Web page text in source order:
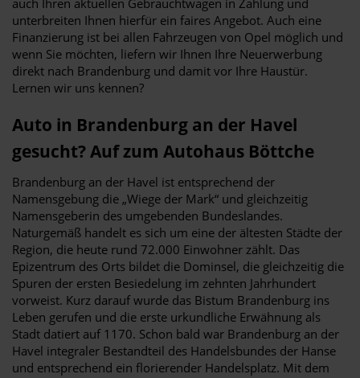
unterbreiten Ihnen hierfür ein faires Angebot. Auch eine
Finanzierung ist bei allen Fahrzeugen von Opel möglich und
wenn Sie möchten, liefern wir Ihnen Ihre Neuerwerbung
direkt nach Brandenburg und damit vor Ihre Haustür.
Lernen wir uns kennen?
Auto in Brandenburg an der Havel
gesucht? Auf zum Autohaus Böttche
Brandenburg an der Havel ist entsprechend der
Namensgebung die „Wiege der Mark“ und gleichzeitig
Namensgeberin des umgebenden Bundeslandes.
Naturgemäß handelt es sich um eine der ältesten Städte der
Region, die heute rund 72.000 Einwohner zählt. Das
Epizentrum des Orts bildet die Dominsel, die gleichzeitig die
Spuren der ersten Besiedelung im zehnten Jahrhundert
vorweist. Kurz darauf wurde das Bistum Brandenburg ins
Leben gerufen und die erste urkundliche Erwähnung als
Stadt datiert auf 1170. Schon bald war Brandenburg an der
Havel integraler Bestandteil des Handelsbundes der Hanse
und entsprechend ein florierender Handelsplatz. Mit dem